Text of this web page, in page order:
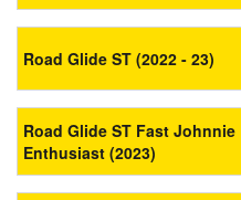
Road Glide ST (2022 - 23)
Road Glide ST Fast Johnnie
Enthusiast (2023)